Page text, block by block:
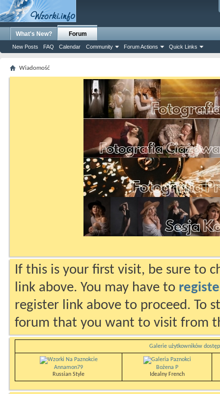
What's New? Forum
New Posts FAQ Calendar Community Forum Actions Quick Links
Wiadomość
If this is your first visit, be sure to
link above. You may have to
register link above to proceed. To
forum that you want to visit from
Galerie użytkowników
Annamon79
Russian Style
Bożena P
Idealny French